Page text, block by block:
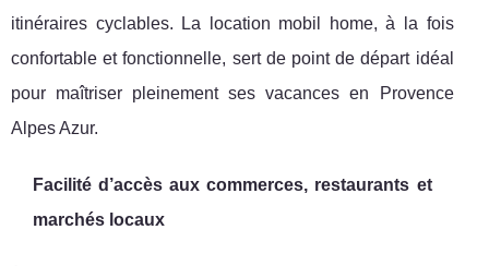
itinéraires cyclables. La location mobil home, à la fois
confortable et fonctionnelle, sert de point de départ idéal
pour maîtriser pleinement ses vacances en Provence
Alpes Azur.
Facilité d’accès aux commerces, restaurants et
marchés locaux